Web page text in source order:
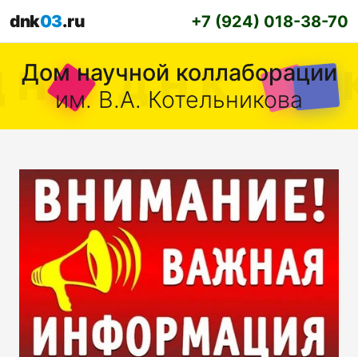
dnk03.ru +7 (924) 018-38-70
Дом научной коллаборации
им. В.А. Котельникова